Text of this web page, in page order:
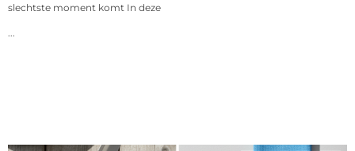
slechtste moment komt In deze
...